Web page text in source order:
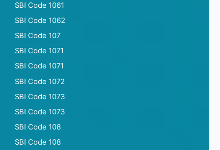
SBI Code 1061
SBI Code 1062
SBI Code 107
SBI Code 1071
SBI Code 1071
SBI Code 1072
SBI Code 1073
SBI Code 1073
SBI Code 108
SBI Code 108